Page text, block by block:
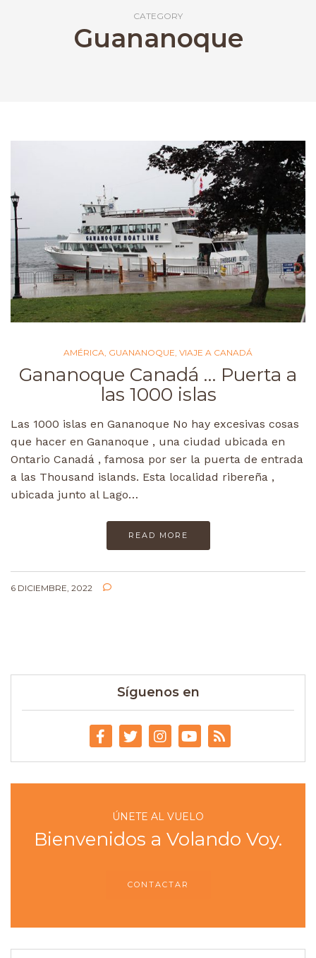
CATEGORY
Guananoque
AMÉRICA GUANANOQUE VIAJE A CANADÁ
Gananoque Canadá … Puerta a
las 1000 islas
Las 1000 islas en Gananoque No hay excesivas cosas
que hacer en Gananoque , una ciudad ubicada en
Ontario Canadá , famosa por ser la puerta de entrada
a las Thousand islands. Esta localidad ribereña ,
ubicada junto al Lago…
READ MORE
6 DICIEMBRE, 2022
Síguenos en
ÚNETE AL VUELO
Bienvenidos a Volando Voy.
CONTACTAR